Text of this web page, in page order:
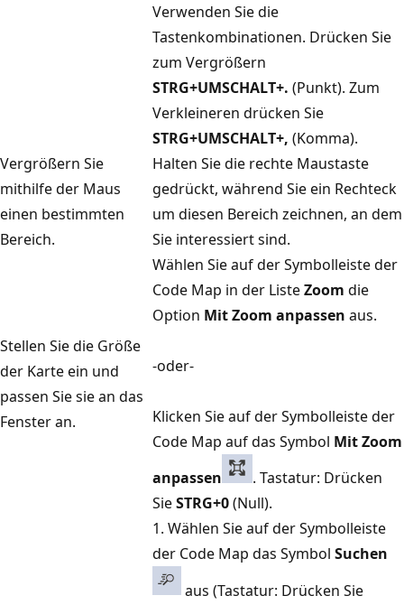
Verwenden Sie die
Tastenkombinationen. Drücken Sie
zum Vergrößern
STRG+UMSCHALT+. (Punkt). Zum
Verkleineren drücken Sie
STRG+UMSCHALT+, (Komma).
Vergrößern Sie
mithilfe der Maus
einen bestimmten
Bereich.
Halten Sie die rechte Maustaste
gedrückt, während Sie ein Rechteck
um diesen Bereich zeichnen, an dem
Sie interessiert sind.
Stellen Sie die Größe
der Karte ein und
passen Sie sie an das
Fenster an.
Wählen Sie auf der Symbolleiste der
Code Map in der ListeZoom die
Option Mit Zoom anpassen aus.
-oder-
Klicken Sie auf der Symbolleiste der
Code Map auf das Symbol Mit Zoom
anpassen
. Tastatur: Drücken
SieSTRG+0(Null).
1. Wählen Sie auf der Symbolleiste
der Code Map das Symbol Suchen
aus (Tastatur: Drücken Sie